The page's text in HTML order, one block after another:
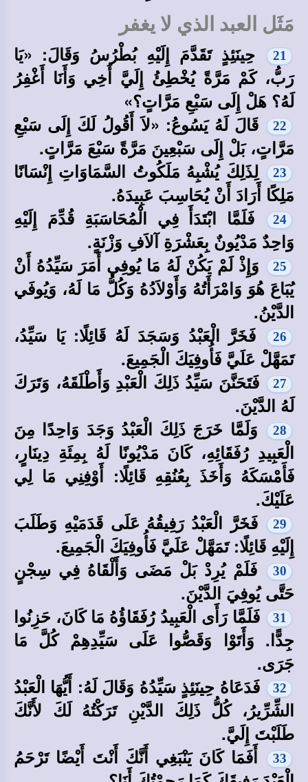
مَثَل العبد الذي لا يغفر
21
حِينَئِذٍ تَقَدَّمَ إِلَيْهِ بُطْرُسُ وَقَالَ: «يَا
رَبُّ، كَمْ مَرَّةً يُخْطِئُ إِلَيَّ أَخِي وَأَنَا أَغْفِرُ
لَهُ؟ هَلْ إِلَى سَبْعِ مَرَّاتٍ؟»
22
قَالَ لَهُ يَسُوعُ: «لاَ أَقُولُ لَكَ إِلَى سَبْعِ
مَرَّاتٍ، بَلْ إِلَى سَبْعِينَ مَرَّةً سَبْعَ مَرَّاتٍ.
23
لِذَلِكَ يُشْبِهُ مَلَكُوتُ السَّمَاوَاتِ إِنْسَانًا
مَلِكًا أَرَادَ أَنْ يُحَاسِبَ عَبِيدَهُ.
24
فَلَمَّا ابْتَدَأَ فِي الْمُحَاسَبَةِ قُدِّمَ إِلَيْهِ
وَاحِدٌ مَدْيُونٌ بِعَشْرَةِ آلاَفِ وَزْنَةٍ.
25
وَإِذْ لَمْ يَكُنْ لَهُ مَا يُوفِي أَمَرَ سَيِّدُهُ أَنْ
يُبَاعَ هُوَ وَامْرَأَتُهُ وَأَوْلاَدُهُ وَكُلُّ مَا لَهُ، وَيُوفَي
الدَّيْنُ.
26
فَخَرَّ الْعَبْدُ وَسَجَدَ لَهُ قَائِلًا: يَا سَيِّدُ،
تَمَهَّلْ عَلَيَّ فَأُوفِيَكَ الْجَمِيعَ.
27
فَتَحَنَّنَ سَيِّدُ ذَلِكَ الْعَبْدِ وَأَطْلَقَهُ، وَتَرَكَ
لَهُ الدَّيْنَ.
28
وَلَمَّا خَرَجَ ذَلِكَ الْعَبْدُ وَجَدَ وَاحِدًا مِنَ
الْعَبِيدِ رُفَقَائِهِ، كَانَ مَدْيُونًا لَهُ بِمِئَةِ دِينَارٍ،
فَأَمْسَكَهُ وَأَخَذَ بِعُنُقِهِ قَائِلًا: أَوْفِنِي مَا لِي
عَلَيْكَ.
29
فَخَرَّ الْعَبْدُ رَفِيقُهُ عَلَى قَدَمَيْهِ وَطَلَبَ
إِلَيْهِ قَائِلًا: تَمَهَّلْ عَلَيَّ فَأُوفِيَكَ الْجَمِيعَ.
30
فَلَمْ يُرِدْ بَلْ مَضَى وَأَلْقَاهُ فِي سِجْنٍ
حَتَّى يُوفِيَ الدَّيْنَ.
31
فَلَمَّا رَأَى الْعَبِيدُ رُفَقَاؤُهُ مَا كَانَ، حَزِنُوا
جِدًّا. وَأَتَوْا وَقَصُّوا عَلَى سَيِّدِهِمْ كُلَّ مَا
جَرَى.
32
فَدَعَاهُ حِينَئِذٍ سَيِّدُهُ وَقَالَ لَهُ: أَيُّهَا الْعَبْدُ
الشِّرِّيرُ، كُلُّ ذَلِكَ الدَّيْنِ تَرَكْتُهُ لَكَ لأَنَّكَ
طَلَبْتَ إِلَيَّ.
33
أَفَمَا كَانَ يَنْبَغِي أَنَّكَ أَنْتَ أَيْضًا تَرْحَمُ